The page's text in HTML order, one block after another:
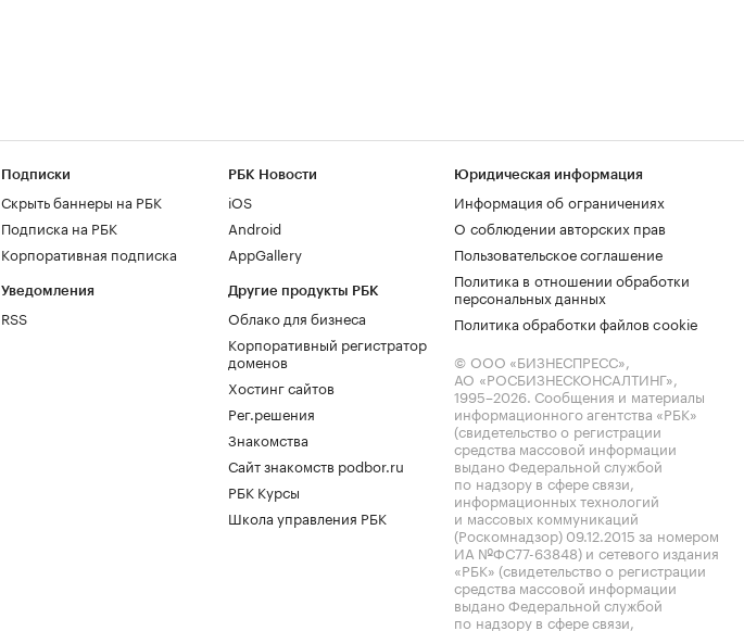
Подписки
Скрыть баннеры на РБК
Подписка на РБК
Корпоративная подписка
Уведомления
RSS
РБК Новости
iOS
Android
AppGallery
Другие продукты РБК
Облако для бизнеса
Корпоративный регистратор
доменов
Хостинг сайтов
Рег.решения
Знакомства
Сайт знакомств podbor.ru
РБК Курсы
Школа управления РБК
Юридическая информация
Информация об ограничениях
О соблюдении авторских прав
Пользовательское соглашение
Политика в отношении обработки
персональных данных
Политика обработки файлов cookie
© ООО «БИЗНЕСПРЕСС»,
АО «РОСБИЗНЕСКОНСАЛТИНГ»,
1995–2026. Сообщения и материалы
информационного агентства «РБК»
(свидетельство о регистрации
средства массовой информации
выдано Федеральной службой
по надзору в сфере связи,
информационных технологий
и массовых коммуникаций
(Роскомнадзор) 09.12.2015 за номером
ИА №ФС77-63848) и сетевого издания
«РБК» (свидетельство о регистрации
средства массовой информации
выдано Федеральной службой
по надзору в сфере связи,